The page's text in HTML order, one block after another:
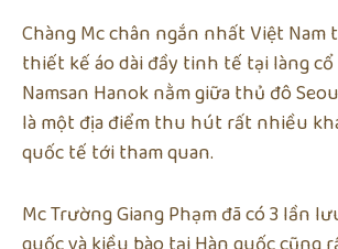
Chàng Mc chân ngắn nhất Việt Nam
thiết kế áo dài đầy tinh tế tại làng
Namsan Hanok nằm giữa thủ đô
là một địa điểm thu hút rất nhiều
quốc tế tới tham quan.
Mc Trường Giang Phạm đã có 3 lần